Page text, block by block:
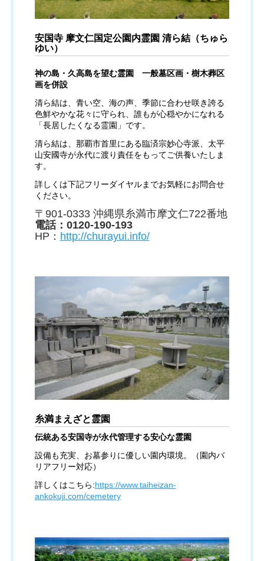
安国寺 摩文仁国定公園内霊園 清ら結（ちゅら
ゆい）
神の島・久高島を望む霊園 一般墓区画・樹木葬区
画を併設
清ら結は、青い空、海の声、季節に合わせ咲き誇る
色鮮やかな花々に守られ、誰もが心穏やかになれる
「長居したくなる霊園」です。
清ら結は、那覇市首里にある臨済宗妙心寺派、太平
山安國寺が永代に渡り責任をもってご供養いたしま
す。
詳しくは下記フリーダイヤルまでお気軽にお問合せ
ください。
〒901-0333 沖縄県糸満市摩文仁722番地
電話：0120-190-193
HP： http://churayui.info/
糸満まえざと霊園
伝統ある安国寺が永代管理する安心な霊園
設備も充実、お墓参りに優しい園内環境。（園内バ
リアフリー対応）
詳しくはこちら:https://www.taiheizan-
ankokuji.com/cemetery